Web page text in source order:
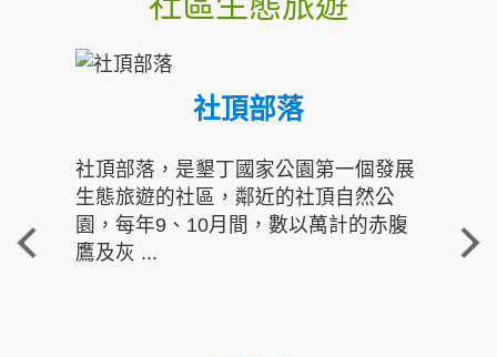
社頂部落
社頂部落，是墾丁國家公園第一個發展
生態旅遊的社區，鄰近的社頂自然公
園，每年9、10月間，數以萬計的赤腹
鷹及灰 ...
重
走進